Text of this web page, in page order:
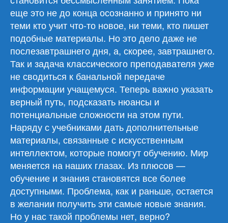
еще это не до конца осознанно и принято ни
теми кто учит что-то новое, ни теми, кто пишет
подобные материалы. Но это дело даже не
послезавтрашнего дня, а, скорее, завтрашнего.
Так и задача классического преподавателя уже
не сводиться к банальной передаче
информации учащемуся. Теперь важно указать
верный путь, подсказать нюансы и
потенциальные сложности на этом пути.
Наряду с учебниками дать дополнительные
материалы, связанные с искусственным
интеллектом, которые помогут обучению. Мир
меняется на наших глазах. Из плюсов —
обучение и знания становятся все более
доступными. Проблема, как и раньше, остается
в желании получить эти самые новые знания.
Но у нас такой проблемы нет, верно?